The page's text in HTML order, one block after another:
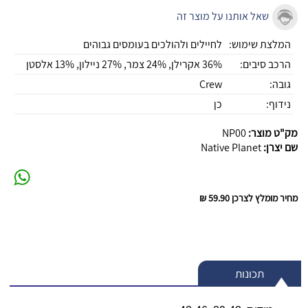
שאל אותנו על מוצר זה
המלצת שימוש: לחיילים ולהולכים בעומסים גבוהים
הרכב סיבים:
36% אקרילן, 24% צמר, 27% ניילון, 13% אלסטן
גובה:
Crew
נידוף:
כן
מק"ט מוצר:NP00
שם יצרן:Native Planet
מחיר מומלץ לצרכן 59.90 ₪
תכונות